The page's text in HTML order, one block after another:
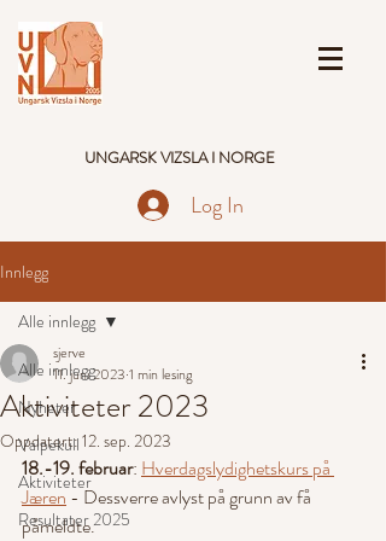
UNGARSK VIZSLA I NORGE
Log In
Innlegg
Alle innlegg
Nyheter
Valpekull
Aktiviteter
Resultater 2025
Alle innlegg
Aktiviteter 2023
sjerve
11. juni 2023 1 min lesing
Oppdatert:12. sep. 2023
18.-19. februar: Hverdagslydighetskurs på
Jæren - Dessverre avlyst på grunn av få
påmeldte.